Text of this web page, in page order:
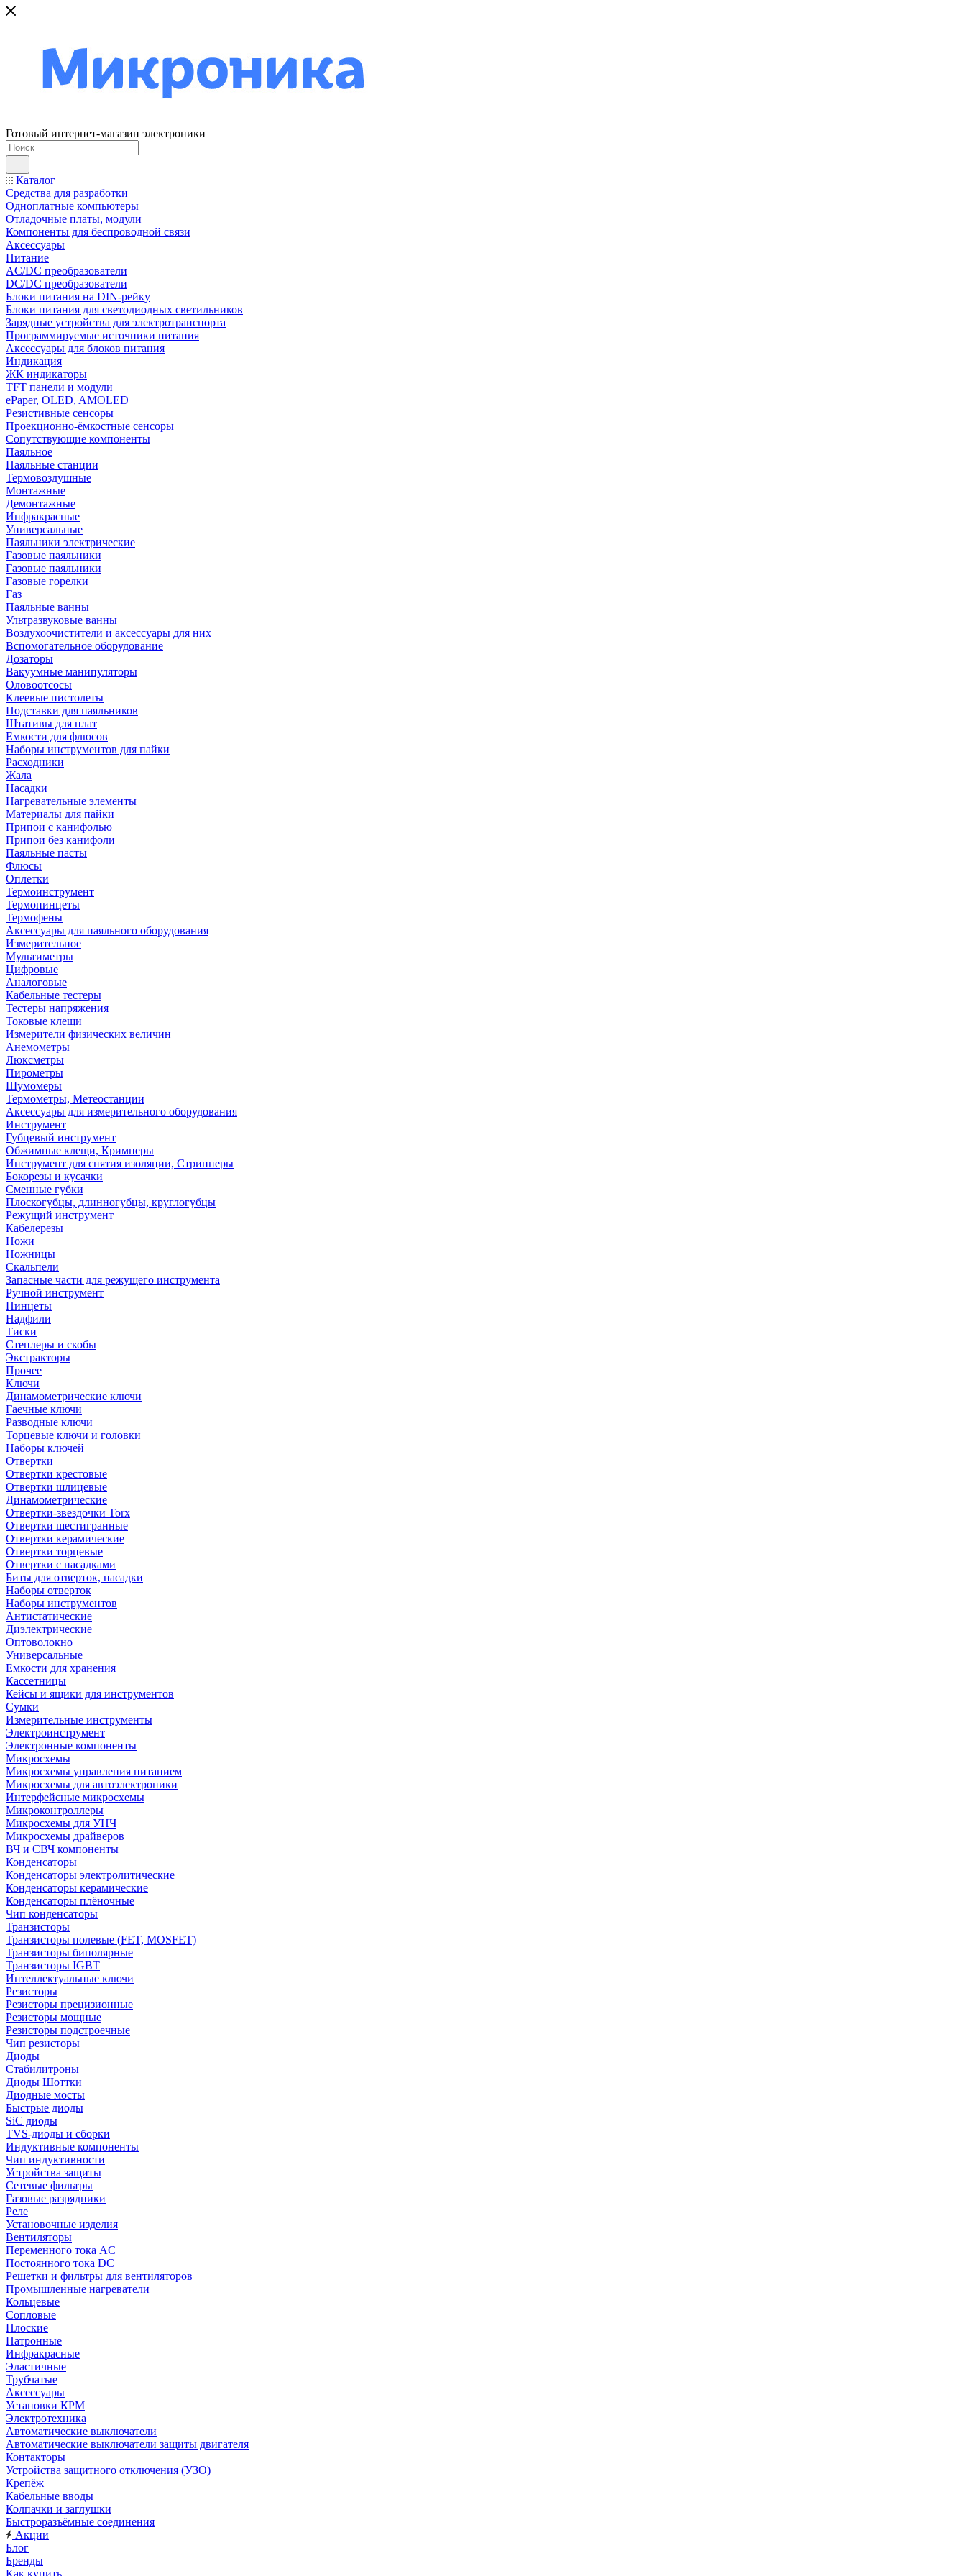
Готовый интернет-магазин электроники
Каталог
Средства для разработки
Одноплатные компьютеры
Отладочные платы, модули
Компоненты для беспроводной связи
Аксессуары
Питание
AC/DC преобразователи
DC/DC преобразователи
Блоки питания на DIN-рейку
Блоки питания для светодиодных светильников
Зарядные устройства для электротранспорта
Программируемые источники питания
Аксессуары для блоков питания
Индикация
ЖК индикаторы
TFT панели и модули
ePaper, OLED, AMOLED
Резистивные сенсоры
Проекционно-ёмкостные сенсоры
Сопутствующие компоненты
Паяльное
Паяльные станции
Термовоздушные
Монтажные
Демонтажные
Инфракрасные
Универсальные
Паяльники электрические
Газовые паяльники
Газовые паяльники
Газовые горелки
Газ
Паяльные ванны
Ультразвуковые ванны
Воздухоочистители и аксессуары для них
Вспомогательное оборудование
Дозаторы
Вакуумные манипуляторы
Оловоотсосы
Клеевые пистолеты
Подставки для паяльников
Штативы для плат
Емкости для флюсов
Наборы инструментов для пайки
Расходники
Жала
Насадки
Нагревательные элементы
Материалы для пайки
Припои с канифолью
Припои без канифоли
Паяльные пасты
Флюсы
Оплетки
Термоинструмент
Термопинцеты
Термофены
Аксессуары для паяльного оборудования
Измерительное
Мультиметры
Цифровые
Аналоговые
Кабельные тестеры
Тестеры напряжения
Токовые клещи
Измерители физических величин
Анемометры
Люксметры
Пирометры
Шумомеры
Термометры, Метеостанции
Аксессуары для измерительного оборудования
Инструмент
Губцевый инструмент
Обжимные клещи, Кримперы
Инструмент для снятия изоляции, Стрипперы
Бокорезы и кусачки
Сменные губки
Плоскогубцы, длинногубцы, круглогубцы
Режущий инструмент
Кабелерезы
Ножи
Ножницы
Скальпели
Запасные части для режущего инструмента
Ручной инструмент
Пинцеты
Надфили
Тиски
Степлеры и скобы
Экстракторы
Прочее
Ключи
Динамометрические ключи
Гаечные ключи
Разводные ключи
Торцевые ключи и головки
Наборы ключей
Отвертки
Отвертки крестовые
Отвертки шлицевые
Динамометрические
Отвертки-звездочки Torx
Отвертки шестигранные
Отвертки керамические
Отвертки торцевые
Отвертки с насадками
Биты для отверток, насадки
Наборы отверток
Наборы инструментов
Антистатические
Диэлектрические
Оптоволокно
Универсальные
Емкости для хранения
Кассетницы
Кейсы и ящики для инструментов
Сумки
Измерительные инструменты
Электроинструмент
Электронные компоненты
Микросхемы
Микросхемы управления питанием
Микросхемы для автоэлектроники
Интерфейсные микросхемы
Микроконтроллеры
Микросхемы для УНЧ
Микросхемы драйверов
ВЧ и СВЧ компоненты
Конденсаторы
Конденсаторы электролитические
Конденсаторы керамические
Конденсаторы плёночные
Чип конденсаторы
Транзисторы
Транзисторы полевые (FET, MOSFET)
Транзисторы биполярные
Транзисторы IGBT
Интеллектуальные ключи
Резисторы
Резисторы прецизионные
Резисторы мощные
Резисторы подстроечные
Чип резисторы
Диоды
Стабилитроны
Диоды Шоттки
Диодные мосты
Быстрые диоды
SiC диоды
TVS-диоды и сборки
Индуктивные компоненты
Чип индуктивности
Устройства защиты
Сетевые фильтры
Газовые разрядники
Реле
Установочные изделия
Вентиляторы
Переменного тока AC
Постоянного тока DC
Решетки и фильтры для вентиляторов
Промышленные нагреватели
Кольцевые
Сопловые
Плоские
Патронные
Инфракрасные
Эластичные
Трубчатые
Аксессуары
Установки КРМ
Электротехника
Автоматические выключатели
Автоматические выключатели защиты двигателя
Контакторы
Устройства защитного отключения (УЗО)
Крепёж
Кабельные вводы
Колпачки и заглушки
Быстроразъёмные соединения
Акции
Блог
Бренды
Как купить